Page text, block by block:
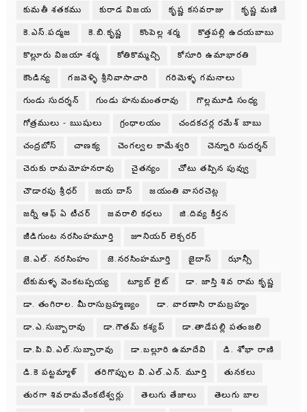
కుమతీ శతకము కురాడ విజయ కృష్ణ కసవరాజు కృష్ణ మణి
కె.ఎస్.పద్మజ కె.బి.కృష్ణ కొంపెల్ల శర్మ కొత్తపల్లి ఉదయబాబు
కొల్లూరు విజయా శర్మ కోతికొమ్మచ్చి కోసూరి ఉమాభారతి
కౌండిన్య గజవెళ్ళి శ్రీనివాసాచారి గరిమెళ్ళ గమనాలు
గుండు సుదర్శన్ గుండు హనుమంతరావు గొల్లమూడి సంధ్య
గోత్రములు - ఋషులు గ్రంధాలయం చందకచర్ల రమేశ్ బాబు
చంద్రబోస్ చాణక్య చెంగల్వల కామేశ్వరి చెన్నూరి సుదర్శన్
చెరుకు రామమోహనరావు చైతన్యం చోటు తప్పిన పువ్వు
చౌడారపు శ్రీధర్ జయ దాస్ జయంతి వాసరచెట్ల
జర్నీ ఆఫ్ ఏ టీచర్ జవరాలి కధలు జి.దివ్య కీర్తన
జీడిగుంట నరసింహమూర్తి జూనియర్ లెక్చరర్
జె.ఎల్. నరసింహం జె.నరసింహమూర్తి జైదాస్ ఝాన్సీ
టేకుమళ్ళ వెంకటప్పయ్య ట్యూబ్ లైట్ డా. జాస్తి శివ రామ కృష్ణ
డా. తంగిరాల. మీరాసుబ్రహ్మణ్యం డా. వారణాసి రామబ్రహ్మం
డా.ఎ.సుబ్బారావు డా.గౌతమ్ కశ్యప్ డా.తాడేపల్లి పతంజలి
డా.పి.వి.ఎల్.సుబ్బారావు డా.బల్లూరి ఉమాదేవి డి. శోభా రాణి
డి.కె పట్టమ్మాళ్ తరిగొప్పుల వి.ఎల్.ఎన్. మూర్తి తునకలు
తురగా శివరామవేంకటేశ్వర్లు తెలుగు తేజాలు తెలుగు బాల